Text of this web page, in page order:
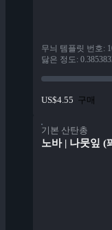
무늬 템플릿 번호:
닳은 정도:
US$4.55 구매
기본 산탄총
노바 | 나뭇잎 (